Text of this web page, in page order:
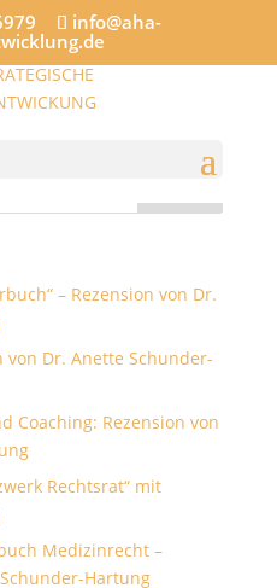
info@aha-
– Rezension von Dr.
von Dr. Anette Schunder-
Coaching: Rezension von
Rechtsrat“ mit
Medizinrecht –
Hartung